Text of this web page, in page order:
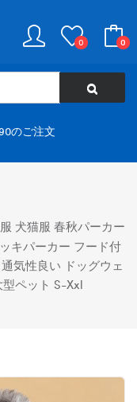
0 0
のご注文
犬猫服 春秋パーカー
キパーカー フード付
気性良い ドッグウェ
ペット S-Xxl